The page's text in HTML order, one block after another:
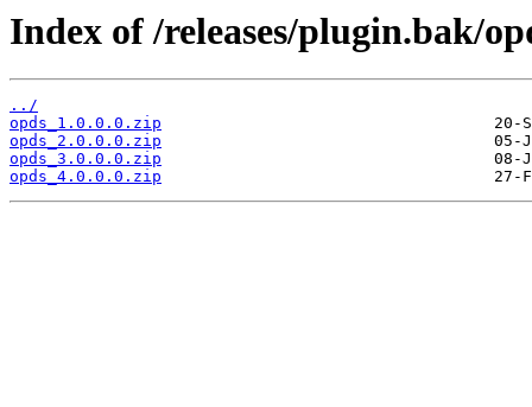
Index of /releases/plugin.bak/
../
opds_1.0.0.0.zip
opds_2.0.0.0.zip
opds_3.0.0.0.zip
opds_4.0.0.0.zip